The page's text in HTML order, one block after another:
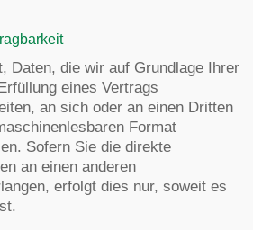
Daten, die wir auf Grundlage Ihrer
eines Vertrags
an sich oder an einen Dritten
Format
Sofern Sie die direkte
an einen anderen
erfolgt dies nur, soweit es